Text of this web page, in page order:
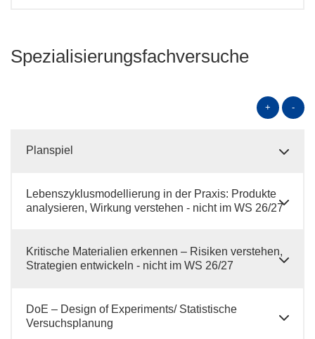
Spezialisierungsfachversuche
+ -
Planspiel
Lebenszyklusmodellierung in der Praxis: Produkte
analysieren, Wirkung verstehen - nicht im WS 26/27
Kritische Materialien erkennen – Risiken verstehen,
Strategien entwickeln - nicht im WS 26/27
DoE – Design of Experiments/ Statistische
Versuchsplanung